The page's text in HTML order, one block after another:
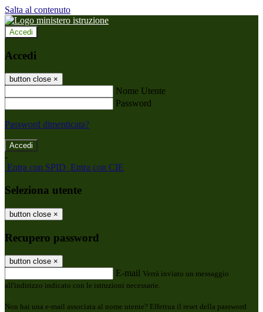
Salta al contenuto
Accedi
Accedi
button close ×
Nome Utente
Password
Password dimenticata?
-
Entra con SPID Entra con CIE
Seleziona utente
button close ×
Recupero password
button close ×
E-mail Verrà inviato un messaggio
all'indirizzo indicato con le istruzioni necessarie.
Non hai una e-mail associata al nome utente? Effettua il reset della password